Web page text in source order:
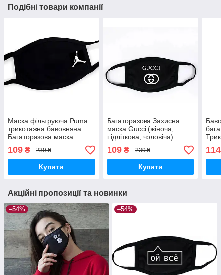
Подібні товари компанії
Маска фільтруюча Puma
трикотажна бавовняна
Багаторазова маска
доросла, підліткова з
принтом Пума, Коттон
109 ₴ 239 ₴
Купити
Багаторазова Захисна
маска Gucci (жіноча,
підліткова, чоловіча)
бавовняна маска з
логотипом Гуччі
трикотажна
109₴ 239 ₴
Купити
з
114
Акційні пропозиції та новинки
–54% –54%